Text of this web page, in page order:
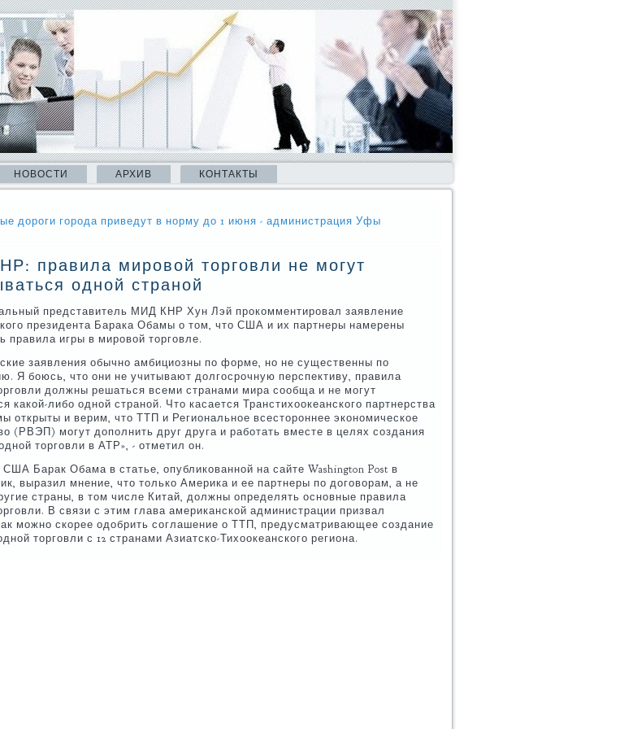
НОВОСТИ АРХИВ КОНТАКТЫ
дороги города приведут в норму до 1 июня - администрация Уфы
правила мировой торговли не могут
одной страной
представитель МИД КНР Хун Лэй прокомментировал заявление
президента Барака Обамы о том, что США и их партнеры намерены
правила игры в мировой торговле.
заявления обычно амбициозны по форме, но не существенны по
Я боюсь, что они не учитывают долгосрочную перспективу, правила
должны решаться всеми странами мира сообща и не могут
какой-либо одной страной. Что касается Транстихоокеанского партнерства
открыты и верим, что ТТП и Региональное всестороннее экономическое
(РВЭП) могут дополнить друг друга и работать вместе в целях создания
торговли в АТР», - отметил он.
США Барак Обама в статье, опубликованной на сайте Washington Post в
выразил мнение, что только Америка и ее партнеры по договорам, а не
страны, в том числе Китай, должны определять основные правила
В связи с этим глава американской администрации призвал
можно скорее одобрить соглашение о ТТП, предусматривающее создание
торговли с 12 странами Азиатско-Тихоокеанского региона.